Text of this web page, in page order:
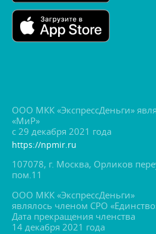
ООО МКК «ЭкспрессДеньги»
«МиР»
с 29 декабря 2021 года
https://npmir.ru
107078, г. Москва, Орликов
пом.11
ООО МКК «ЭкспрессДеньги»
являлось членом СРО
Дата прекращения членства
14 декабря 2021 года